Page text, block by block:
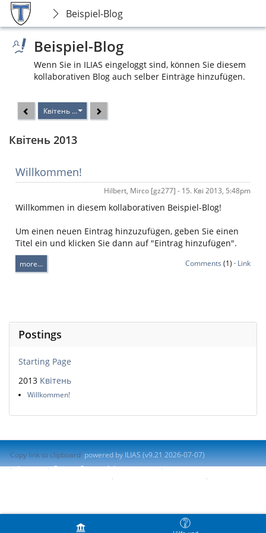
Beispiel-Blog
Beispiel-Blog
Wenn Sie in ILIAS eingeloggt sind, können Sie diesem
kollaborativen Blog auch selber Einträge hinzufügen.
Квітень 2013
Квітень 2013
Willkommen!
Hilbert, Mirco [gz277] - 15. Кві 2013, 5:48pm
Willkommen in diesem kollaborativen Beispiel-Blog!
Um einen neuen Eintrag hinzuzufügen, geben Sie einen
Titel ein und klicken Sie dann auf "Eintrag hinzufügen".
more… Comments (1) · Link
Postings
Starting Page
2013 Квітень
Willkommen!
Copy link to clipboard powered by ILIAS (v9.21 2026-07-07)
Imprint
Contact System Administration